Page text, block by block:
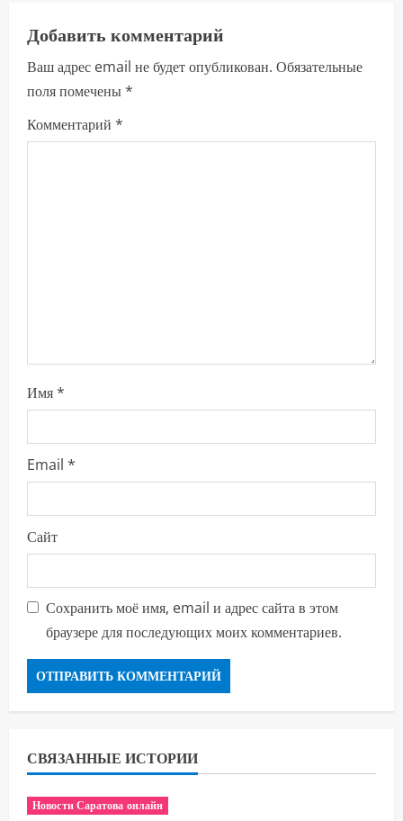
ж
и
т
и
е
Добавить комментарий
Ваш адрес email не будет опубликован. Обязательные
поля помечены*
Комментарий *
Имя*
Email *
Сайт
Сохранить моё имя, email и адрес сайта в этом
браузере для последующих моих комментариев.
СВЯЗАННЫЕ ИСТОРИИ
Новости Саратова онлайн